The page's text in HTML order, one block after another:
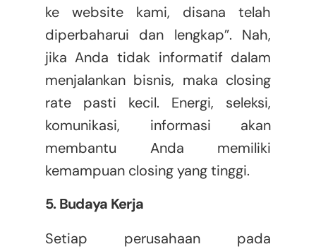
ke website kami, disana telah
diperbaharui dan lengkap”. Nah,
jika Anda tidak informatif dalam
menjalankan bisnis, maka closing
rate pasti kecil. Energi, seleksi,
komunikasi, informasi akan
membantu Anda memiliki
kemampuan closing yang tinggi.
5. Budaya Kerja
Setiap perusahaan pada